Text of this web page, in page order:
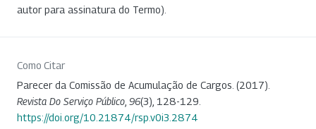
autor para assinatura do Termo).
Como Citar
Parecer da Comissão de Acumulação de Cargos. (2017).
Revista Do Serviço Público, 96(3), 128-129.
https://doi.org/10.21874/rsp.v0i3.2874